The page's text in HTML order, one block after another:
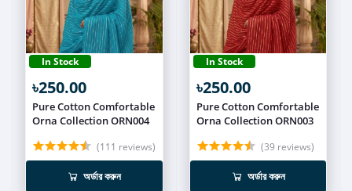
In Stock
৳250.00
Pure Cotton Comfortable
Orna Collection ORN004
(111 reviews)
অর্ডার করুন
In Stock
৳250.00
Pure Cotton Comfortable
Orna Collection ORN003
(39 reviews)
অর্ডার করুন